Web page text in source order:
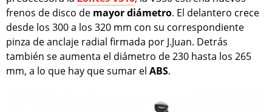
frenos de disco de mayor diámetro. El delantero crece
desde los 300 a los 320 mm con su correspondiente
pinza de anclaje radial firmada por J.Juan. Detrás
también se aumenta el diámetro de 230 hasta los 265
mm, a lo que hay que sumar el ABS.